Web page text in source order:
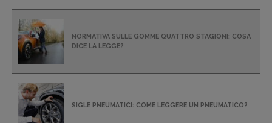
NORMATIVA SULLE GOMME QUATTRO STAGIONI: COSA
DICE LA LEGGE?
SIGLE PNEUMATICI: COME LEGGERE UN PNEUMATICO?